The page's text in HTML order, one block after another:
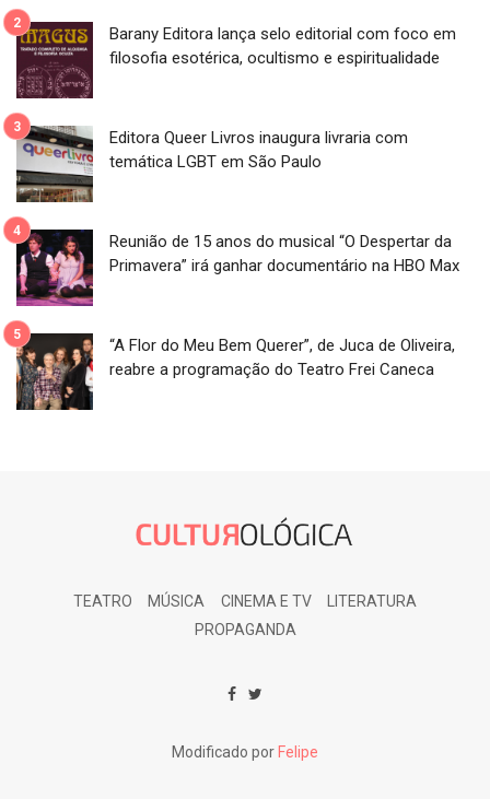
Barany Editora lança selo editorial com foco em
filosofia esotérica, ocultismo e espiritualidade
Editora Queer Livros inaugura livraria com
temática LGBT em São Paulo
Reunião de 15 anos do musical “O Despertar da
Primavera” irá ganhar documentário na HBO Max
“A Flor do Meu Bem Querer”, de Juca de Oliveira,
reabre a programação do Teatro Frei Caneca
TEATRO MÚSICA CINEMA E TV
LITERATURA
PROPAGANDA
Modificado por Felipe